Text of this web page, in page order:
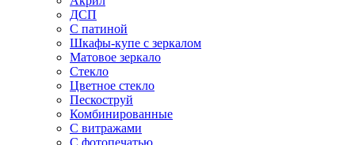
ДСП
С патиной
Шкафы-купе с зеркалом
Матовое зеркало
Стекло
Цветное стекло
Пескоструй
Комбинированные
С витражами
С фотопечатью